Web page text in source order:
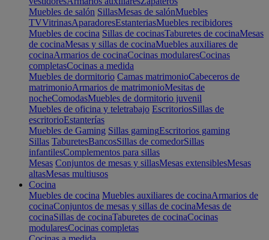
Muebles de salón SillasMesas de salónMuebles
TVVitrinasAparadoresEstanteriasMuebles recibidores
Muebles de cocina Sillas de cocinasTaburetes de cocinaMesas
de cocinaMesas y sillas de cocinaMuebles auxiliares de
cocinaArmarios de cocinaCocinas modularesCocinas
completasCocinas a medida
Muebles de dormitorio Camas matrimonioCabeceros de
matrimonioArmarios de matrimonioMesitas de
nocheComodasMuebles de dormitorio juvenil
Muebles de oficina y teletrabajo EscritoriosSillas de
escritorioEstanterías
Muebles de Gaming Sillas gamingEscritorios gaming
Sillas TaburetesBancosSillas de comedorSillas
infantilesComplementos para sillas
Mesas Conjuntos de mesas y sillasMesas extensiblesMesas
altasMesas multiusos
Cocina
Muebles de cocina Muebles auxiliares de cocinaArmarios de
cocinaConjuntos de mesas y sillas de cocinaMesas de
cocinaSillas de cocinaTaburetes de cocinaCocinas
modularesCocinas completas